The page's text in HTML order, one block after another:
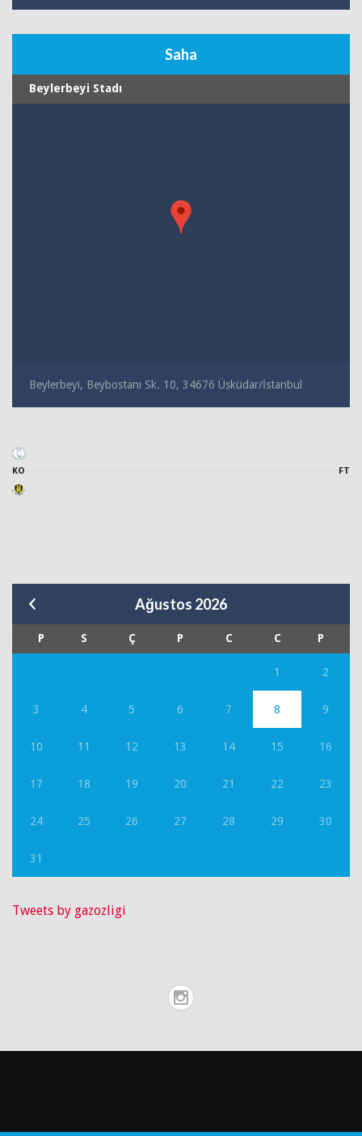
Saha
Beylerbeyi Stadı
Beylerbeyi, Beybostanı Sk. 10, 34676 Üsküdar/İstanbul
KO FT
Ağustos 2026
P S Ç P C C P
1 2
3 4 5 6 7 8 9
10 11 12 13 14 15 16
17 18 19 20 21 22 23
24 25 26 27 28 29 30
31
Tweets by gazozligi